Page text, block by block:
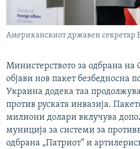
РСЕ веб страници
Американскиот државен секретар
Министерството за одбрана на
објави нов пакет безбедносна
Украина додека таа
против руската инвазија.
милиони долари вклучува
муниција за системи за
одбрана „Патриот“ и